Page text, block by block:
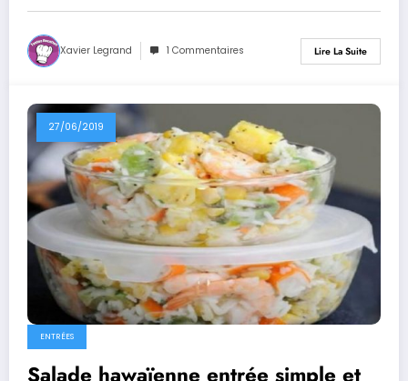
Xavier Legrand 1 Commentaires Lire La Suite
27/06/2019
ENTRÉES
Salade hawaïenne entrée simple et